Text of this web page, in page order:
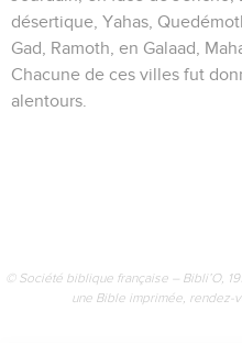
désertique, Yahas,
Gad, Ramoth, en Galaad,
Chacune de ces villes fut
alentours.
© Société biblique française – Bibli’O,
une Bible imprimée,